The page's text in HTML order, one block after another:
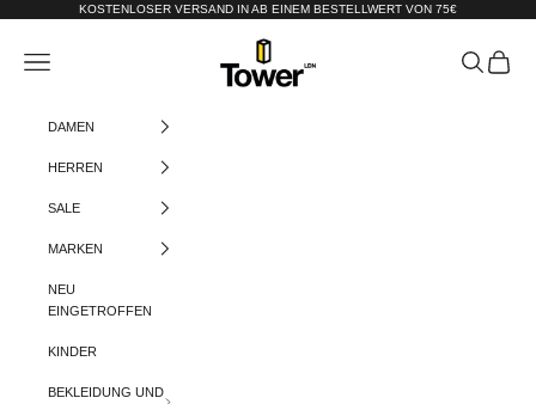
Zum Inhalt springenKOSTENLOSER VERSAND IN AB EINEM BESTELLWERT VON 75€
Tower-London.De
Menü Suchen
DAMEN
HERREN
SALE
MARKEN
NEU
EINGETROFFEN
KINDER
BEKLEIDUNG UND